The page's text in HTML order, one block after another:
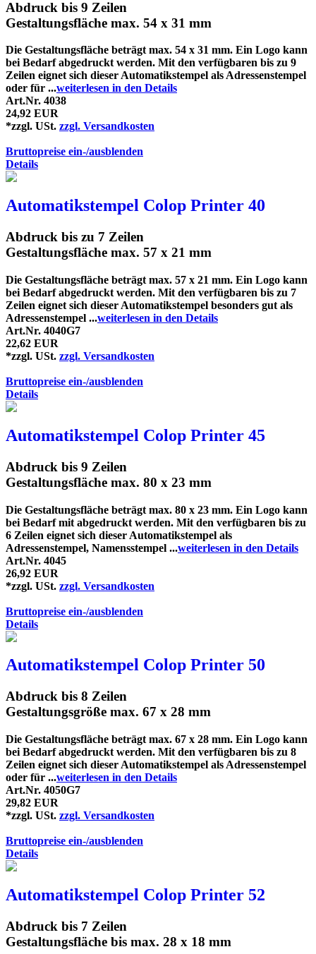
Abdruck bis 9 Zeilen
Gestaltungsfläche max. 54 x 31 mm
Die Gestaltungsfläche beträgt max. 54 x 31 mm. Ein Logo kann
bei Bedarf abgedruckt werden. Mit den verfügbaren bis zu 9
Zeilen eignet sich dieser Automatikstempel als Adressenstempel
oder für ...weiterlesen in den Details
Art.Nr. 4038
24,92 EUR
*zzgl. USt. zzgl. Versandkosten
Bruttopreise ein-/ausblenden
Details
Automatikstempel Colop Printer 40
Abdruck bis zu 7 Zeilen
Gestaltungsfläche max. 57 x 21 mm
Die Gestaltungsfläche beträgt max. 57 x 21 mm. Ein Logo kann
bei Bedarf abgedruckt werden. Mit den verfügbaren bis zu 7
Zeilen eignet sich dieser Automatikstempel besonders gut als
Adressenstempel ...weiterlesen in den Details
Art.Nr. 4040G7
22,62 EUR
*zzgl. USt. zzgl. Versandkosten
Bruttopreise ein-/ausblenden
Details
Automatikstempel Colop Printer 45
Abdruck bis 9 Zeilen
Gestaltungsfläche max. 80 x 23 mm
Die Gestaltungsfläche beträgt max. 80 x 23 mm. Ein Logo kann
bei Bedarf mit abgedruckt werden. Mit den verfügbaren bis zu
6 Zeilen eignet sich dieser Automatikstempel als
Adressenstempel, Namensstempel ...weiterlesen in den Details
Art.Nr. 4045
26,92 EUR
*zzgl. USt. zzgl. Versandkosten
Bruttopreise ein-/ausblenden
Details
Automatikstempel Colop Printer 50
Abdruck bis 8 Zeilen
Gestaltungsgröße max. 67 x 28 mm
Die Gestaltungsfläche beträgt max. 67 x 28 mm. Ein Logo kann
bei Bedarf abgedruckt werden. Mit den verfügbaren bis zu 8
Zeilen eignet sich dieser Automatikstempel als Adressenstempel
oder für ...weiterlesen in den Details
Art.Nr. 4050G7
29,82 EUR
*zzgl. USt. zzgl. Versandkosten
Bruttopreise ein-/ausblenden
Details
Automatikstempel Colop Printer 52
Abdruck bis 7 Zeilen
Gestaltungsfläche bis max. 28 x 18 mm